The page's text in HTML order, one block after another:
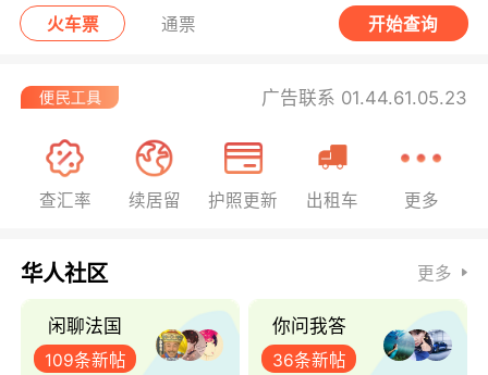
巴黎地铁音乐家海选启动！
火车票 通票 开始查询
广告联系 01.44.61.05.23
查汇率 续居留 护照更新 出租车 更多
华人社区 更多
闲聊法国
109条新帖
你问我答
36条新帖